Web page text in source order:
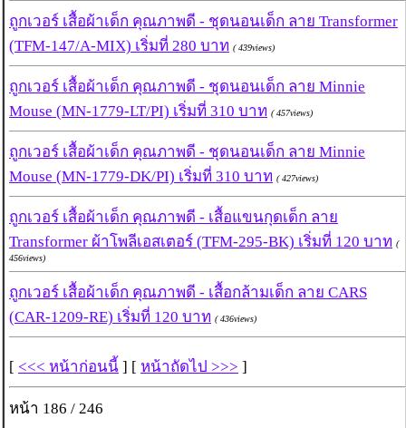
ถูกเวอร์ เสื้อผ้าเด็ก คุณภาพดี - ชุดนอนเด็ก ลาย Transformer
(TFM-147/A-MIX) เริ่มที่ 280 บาท ( 439views)
ถูกเวอร์ เสื้อผ้าเด็ก คุณภาพดี - ชุดนอนเด็ก ลาย Minnie
Mouse (MN-1779-LT/PI) เริ่มที่ 310 บาท ( 457views)
ถูกเวอร์ เสื้อผ้าเด็ก คุณภาพดี - ชุดนอนเด็ก ลาย Minnie
Mouse (MN-1779-DK/PI) เริ่มที่ 310 บาท ( 427views)
ถูกเวอร์ เสื้อผ้าเด็ก คุณภาพดี - เสื้อแขนกุดเด็ก ลาย
Transformer ผ้าโพลีเอสเตอร์ (TFM-295-BK) เริ่มที่ 120 บาท (
456views)
ถูกเวอร์ เสื้อผ้าเด็ก คุณภาพดี - เสื้อกล้ามเด็ก ลาย CARS
(CAR-1209-RE) เริ่มที่ 120 บาท ( 436views)
[ <<< หน้าก่อนนี้ ] [ หน้าถัดไป >>> ]
หน้า 186 / 246